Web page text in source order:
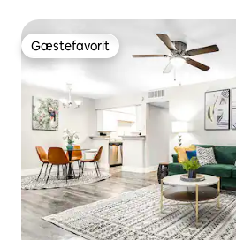
Gæstefavorit
Gæstefavorit